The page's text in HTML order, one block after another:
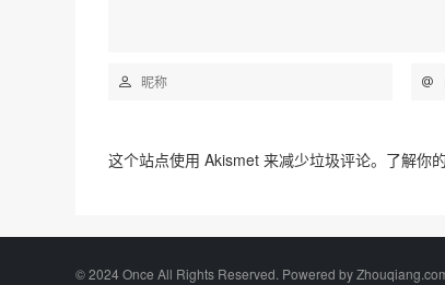
这个站点使用 Akismet 来减少垃圾评论。 了解你
©️ 2024 Once All Rights Reserved. Powered by